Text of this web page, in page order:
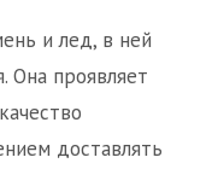
и лед, в ней
Она проявляет
доставлять